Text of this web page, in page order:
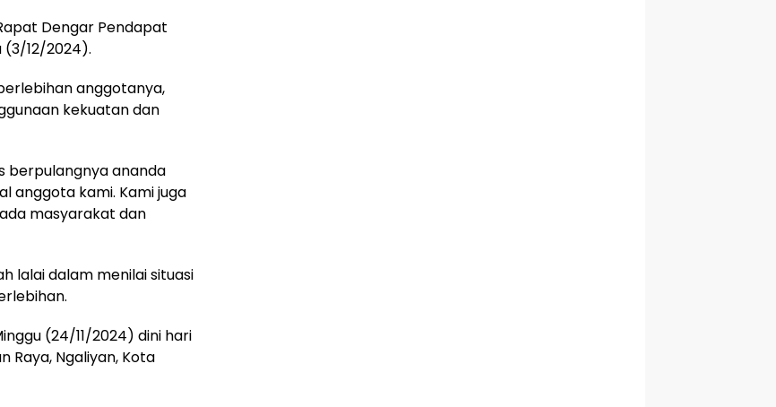
Dengar Pendapat
(3/12/2024).
anggotanya,
kekuatan dan
berpulangnya ananda
anggota kami. Kami juga
masyarakat dan
lalai dalam menilai situasi
(24/11/2024) dini hari
Raya, Ngaliyan, Kota